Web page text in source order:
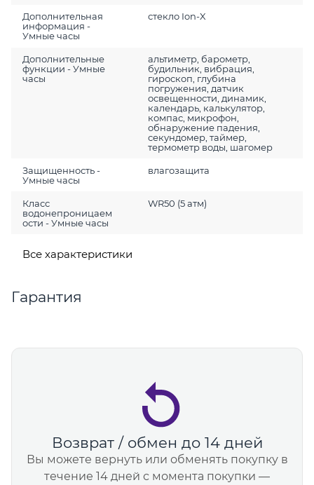
Дополнительная
информация -
Умные часы
стекло Ion-X
Дополнительные
функции - Умные
часы
альтиметр, барометр,
будильник, вибрация,
гироскоп, глубина
погружения, датчик
освещенности, динамик,
календарь, калькулятор,
компас, микрофон,
обнаружение падения,
секундомер, таймер,
термометр воды, шагомер
Защищенность -
Умные часы
влагозащита
Класс
водонепроницаем
ости - Умные часы
WR50 (5 атм)
Все характеристики
Гарантия
Возврат / обмен до 14 дней
Вы можете вернуть или обменять покупку в
течение 14 дней с момента покупки —